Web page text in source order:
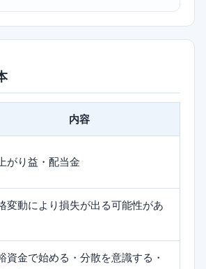
内容
がり益・配当金
変動により損失が出る可能性があ
資金で始める・分散を意識する・